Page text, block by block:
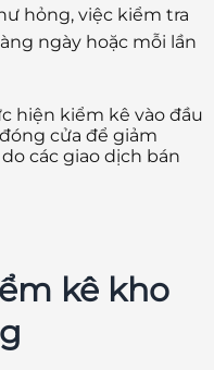
hỏng, việc kiểm tra
ngày hoặc mỗi lần
hiện kiểm kê vào đầu
cửa để giảm
các giao dịch bán
kê kho